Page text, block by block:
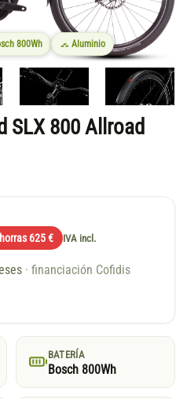
800Wh Aluminio
SLX 800 Allroad
625 € IVA incl.
· financiación Cofidis
BATERÍA
Bosch 800Wh